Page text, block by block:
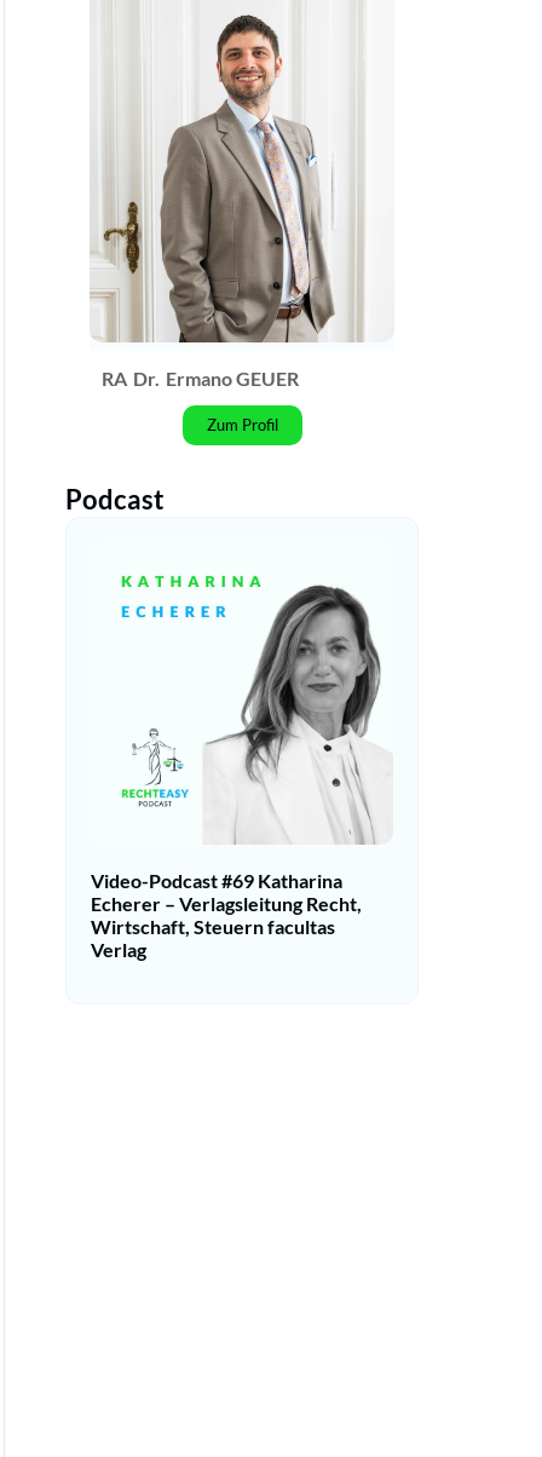
RA Dr. Ermano GEUER
Zum Profil
Podcast
Video-Podcast #69 Katharina
Echerer – Verlagsleitung Recht,
Wirtschaft, Steuern facultas
Verlag